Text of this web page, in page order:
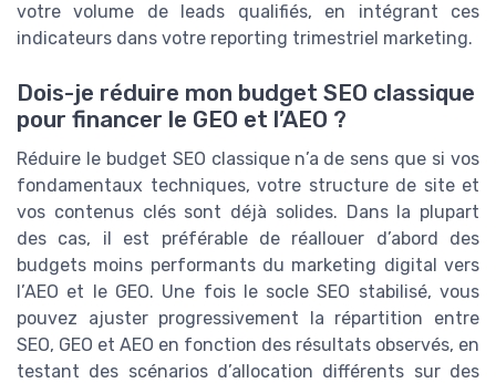
votre volume de leads qualifiés, en intégrant ces
indicateurs dans votre reporting trimestriel marketing.
Dois-je réduire mon budget SEO classique
pour financer le GEO et l’AEO ?
Réduire le budget SEO classique n’a de sens que si vos
fondamentaux techniques, votre structure de site et
vos contenus clés sont déjà solides. Dans la plupart
des cas, il est préférable de réallouer d’abord des
budgets moins performants du marketing digital vers
l’AEO et le GEO. Une fois le socle SEO stabilisé, vous
pouvez ajuster progressivement la répartition entre
SEO, GEO et AEO en fonction des résultats observés, en
testant des scénarios d’allocation différents sur des